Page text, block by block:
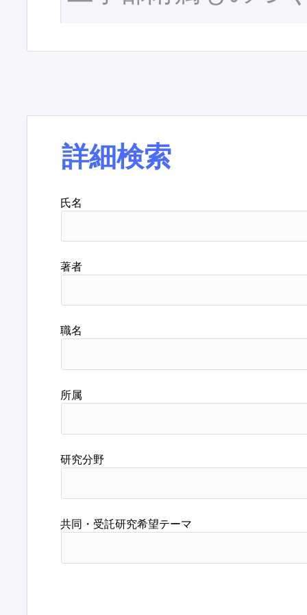
詳細検索
氏名
著者
職名
所属
研究分野
共同・受託研究希望テーマ